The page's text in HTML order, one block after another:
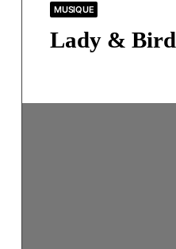
MUSIQUE
Lady & Bird